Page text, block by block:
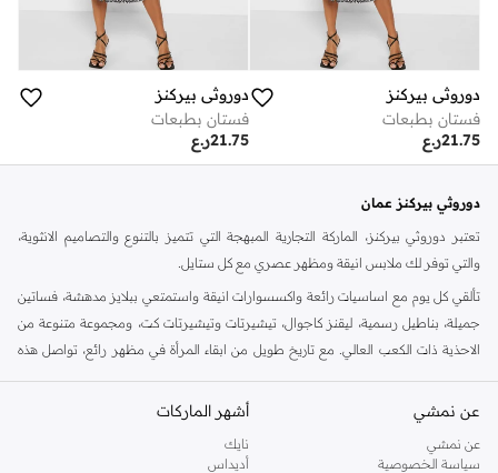
دوروثي بيركنز
فستان بطبعات
ر.ع21.75
دوروثي بيركنز
فستان بطبعات
ر.ع21.75
دوروثي بيركنز عمان
تعتبر دوروثي بيركنز، الماركة التجارية المبهجة التي تتميز بالتنوع والتصاميم الانثوية،
والتي توفر لك ملابس انيقة ومظهر عصري مع كل ستايل.
تألقي كل يوم مع اساسيات رائعة واكسسوارات انيقة واستمتعي ببلايز مدهشة، فساتين
جميلة، بناطيل رسمية، ليقنز كاجوال، تيشيرتات وتيشيرتات كت، ومجموعة متنوعة من
الاحذية ذات الكعب العالي. مع تاريخ طويل من ابقاء المرأة في مظهر رائع، تواصل هذه
كنت تقومين بتجديد خزانة ملابسك الملائمة للعمل، البحث عن فستان مثالي للحفلات او
اليه.
عن نمشي
عن نمشي
سياسة الخصوصية
أشهر الماركات
نايك
أديداس